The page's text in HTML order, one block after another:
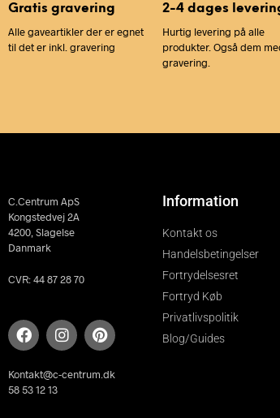
Gratis gravering
Alle gaveartikler der er egnet
til det er inkl. gravering
2-4 dages
Hurtig levering på alle
produkter. Også dem
gravering.
C.Centrum ApS
Kongstedvej 2A
4200, Slagelse
Danmark
CVR: 44 87 28 70
Kontakt@c-centrum.dk
58 53 12 13
Information
Kontakt os
Handelsbetingelser
Fortrydelsesret
Fortryd Køb
Privatlivspolitik
Blog/Guides